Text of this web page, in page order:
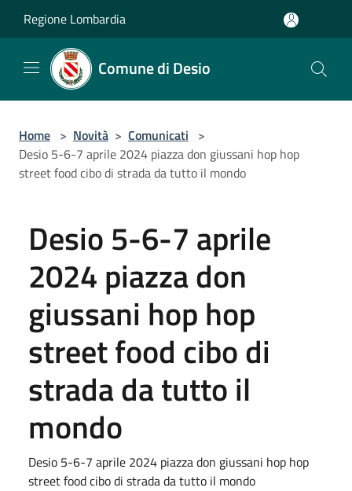
Regione Lombardia
Comune di Desio
Home > Novità > Comunicati >
Desio 5-6-7 aprile 2024 piazza don giussani hop hop
street food cibo di strada da tutto il mondo
Desio 5-6-7 aprile
2024 piazza don
giussani hop hop
street food cibo di
strada da tutto il
mondo
Desio 5-6-7 aprile 2024 piazza don giussani hop hop
street food cibo di strada da tutto il mondo